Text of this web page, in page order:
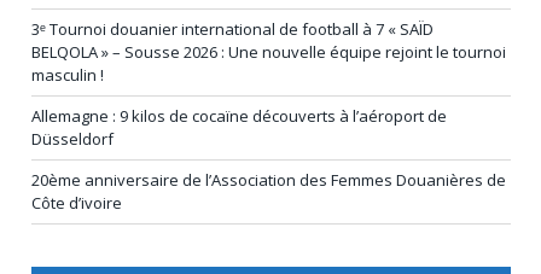
3ᵉ Tournoi douanier international de football à 7 « SAÏD
BELQOLA » – Sousse 2026 : Une nouvelle équipe rejoint le tournoi
masculin !
Allemagne : 9 kilos de cocaïne découverts à l’aéroport de
Düsseldorf
20ème anniversaire de l’Association des Femmes Douanières de
Côte d’ivoire